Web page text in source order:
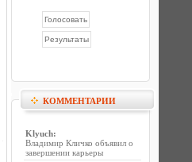
КОММЕНТАРИИ
Klyuch:
Владимир Кличко объявил о
завершении карьеры